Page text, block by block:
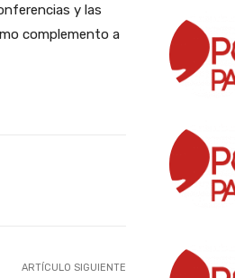
y las
complemento a
ARTÍCULO SIGUIENTE